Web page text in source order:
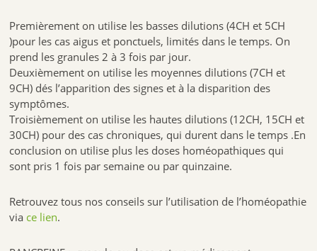
Premièrement on utilise les basses dilutions (4CH et 5CH
)pour les cas aigus et ponctuels, limités dans le temps. On
prend les granules 2 à 3 fois par jour.
Deuxièmement on utilise les moyennes dilutions (7CH et
9CH) dés l’apparition des signes et à la disparition des
symptômes.
Troisièmement on utilise les hautes dilutions (12CH, 15CH et
30CH) pour des cas chroniques, qui durent dans le temps .En
conclusion on utilise plus les doses homéopathiques qui
sont pris 1 fois par semaine ou par quinzaine.
Retrouvez tous nos conseils sur l’utilisation de l’homéopathie
via ce lien.